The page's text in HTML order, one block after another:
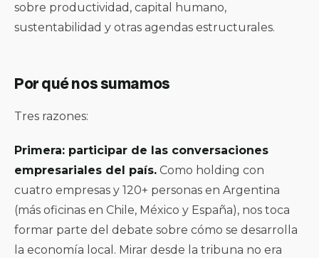
sobre productividad, capital humano,
sustentabilidad y otras agendas estructurales.
Por qué nos sumamos
Tres razones:
Primera: participar de las conversaciones
empresariales del país. Como holding con
cuatro empresas y 120+ personas en Argentina
(más oficinas en Chile, México y España), nos toca
formar parte del debate sobre cómo se desarrolla
la economía local. Mirar desde la tribuna no era